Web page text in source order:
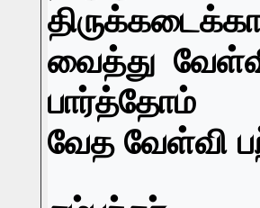
வைத்து
பார்த்தோம்
வேத வேள்வி